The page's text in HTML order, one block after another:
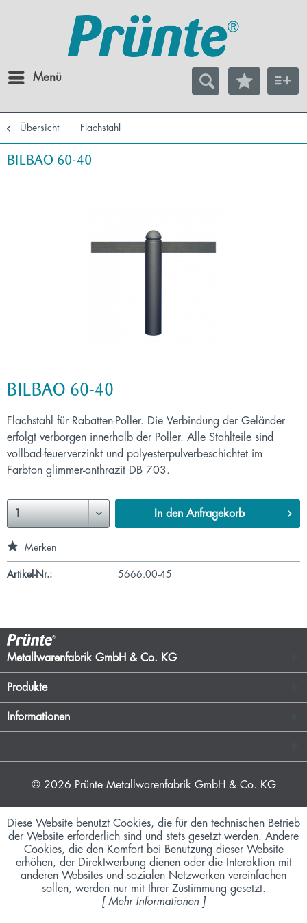
Menü
Übersicht Flachstahl
BILBAO 60-40
BILBAO 60-40
Flachstahl für Rabatten-Poller. Die Verbindung der Geländer
erfolgt verborgen innerhalb der Poller. Alle Stahlteile sind
vollbad-feuerverzinkt und polyesterpulverbeschichtet im
Farbton glimmer-anthrazit DB 703.
In den Anfragekorb
Merken
Artikel-Nr.: 5666.00-45
Metallwarenfabrik GmbH & Co. KG
Produkte
Informationen
© 2026 Prünte Metallwarenfabrik GmbH & Co. KG
Diese Website benutzt Cookies, die für den technischen Betrieb
der Website erforderlich sind und stets gesetzt werden. Andere
Cookies, die den Komfort bei Benutzung dieser Website
erhöhen, der Direktwerbung dienen oder die Interaktion mit
anderen Websites und sozialen Netzwerken vereinfachen
sollen, werden nur mit Ihrer Zustimmung gesetzt.
[ Mehr Informationen ]